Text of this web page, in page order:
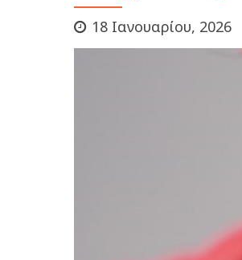
18 Ιανουαρίου, 2026